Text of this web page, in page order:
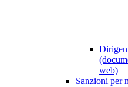
web)
Sanzioni per